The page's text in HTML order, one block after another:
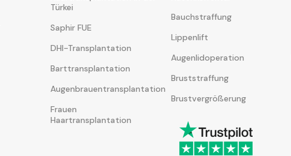
Türkei
Saphir FUE
DHI-Transplantation
Barttransplantation
Augenbrauentransplantation
Frauen
Haartransplantation
Bauchstraffung
Lippenlift
Augenlidoperation
Bruststraffung
Brustvergrößerung